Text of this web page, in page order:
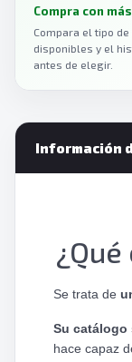
Apple Music
Spotify
Compra con
Compara el tipo
disponibles y el
antes de elegir.
Información
Se trata de
Su catálogo
hace capaz